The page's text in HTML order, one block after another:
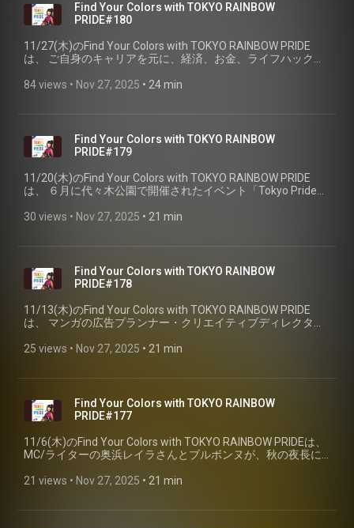
Find Your Colors with TOKYO RAINBOW
PRIDE#180
11/27(木)のFind Your Colors with TOKYO RAINBOW PRIDE
は、 ご自身のキャリアを元に、経済、お金、ライフハックな
ューレディ、肉乃小路ニクヨさんをお迎えしました。
84 views • Nov 27, 2025 • 24 min
Find Your Colors with TOKYO RAINBOW
PRIDE#179
11/20(木)のFind Your Colors with TOKYO RAINBOW PRIDE
は、 ６月に代々木公園で開催されたイベント「Tokyo Pride
リッドな世界観を持つシンガー、Kayaさんをお迎えしまし
30 views • Nov 27, 2025 • 21 min
Find Your Colors with TOKYO RAINBOW
PRIDE#178
11/13(木)のFind Your Colors with TOKYO RAINBOW PRIDE
は、 マンガの広告プランナー・クリエイティブディレクター
いオールタイムベスト漫画をご紹介しました。
25 views • Nov 27, 2025 • 21 min
Find Your Colors with TOKYO RAINBOW
PRIDE#177
11/6(木)のFind Your Colors with TOKYO RAINBOW PRIDEは、
MC/ライターの奥浜レイラさんとブルボンヌが、秋の夜長に
21 views • Nov 27, 2025 • 21 min